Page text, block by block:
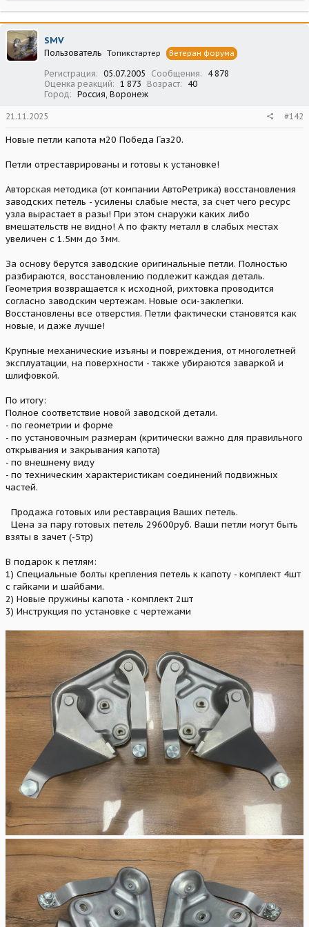
а
к
ц
и
и
SMV
Пользователь Топикстартер Ветеран форума
Регистрация 05.07.2005 Сообщения
4 878
Оценка реакций
1 873 Возраст
40
Город
Россия, Воронеж
21.11.2025 #142
Новые петли капота м20 Победа Газ20.
Петли отреставрированы и готовы к установке!
Авторская методика (от компании АвтоРетрика) восстановления
заводских петель - усилены слабые места, за счет чего ресурс
узла вырастает в разы! При этом снаружи каких либо
вмешательств не видно! А по факту металл в слабых местах
увеличен с 1.5мм до 3мм.
За основу берутся заводские оригинальные петли. Полностью
разбираются, восстановлению подлежит каждая деталь.
Геометрия возвращается к исходной, рихтовка проводится
согласно заводским чертежам. Новые оси-заклепки.
Восстановлены все отверстия. Петли фактически становятся как
новые, и даже лучше!
Крупные механические изъяны и повреждения, от многолетней
эксплуатации, на поверхности - также убираются заваркой и
шлифовкой.
По итогу:
Полное соответствие новой заводской детали.
- по геометрии и форме
- по установочным размерам (критически важно для правильного
открывания и закрывания капота)
- по внешнему виду
- по техническим характеристикам соединений подвижных
частей.
Продажа готовых или реставрация Ваших петель.
Цена за пару готовых петель 29600руб. Ваши петли могут быть
взяты в зачет (-5тр)
В подарок к петлям:
1) Специальные болты крепления петель к капоту - комплект 4шт
с гайками и шайбами.
2) Новые пружины капота - комплект 2шт
3) Инструкция по установке с чертежами